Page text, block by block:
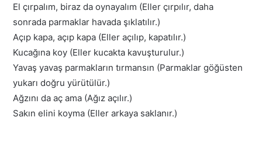
El çırpalım, biraz da oynayalım (Eller çırpılır, daha
sonrada parmaklar havada şıklatılır.)
Açıp kapa, açıp kapa (Eller açılıp, kapatılır.)
Kucağına koy (Eller kucakta kavuşturulur.)
Yavaş yavaş parmakların tırmansın (Parmaklar göğüsten
yukarı doğru yürütülür.)
Ağzını da aç ama (Ağız açılır.)
Sakın elini koyma (Eller arkaya saklanır.)